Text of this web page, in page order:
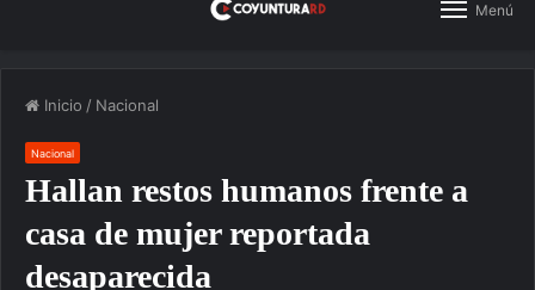
Menú
Inicio / Nacional
Nacional
Hallan restos humanos frente a
casa de mujer reportada
desaparecida